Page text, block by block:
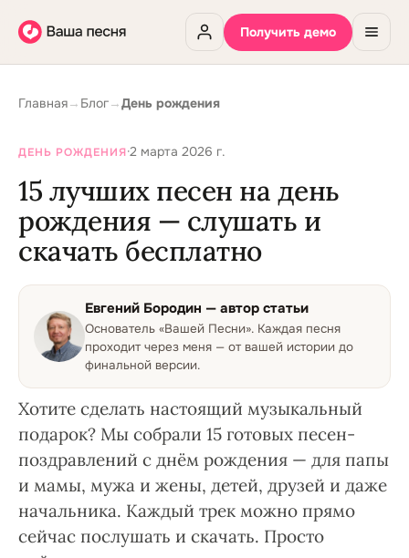
Получить демо
Главная→ Блог→День рождения
ДЕНЬ РОЖДЕНИЯ·2 марта 2026 г.
15 лучших песен на день
рождения — слушать и
скачать бесплатно
Евгений Бородин — автор статьи
Основатель «Вашей Песни». Каждая песня
проходит через меня — от вашей истории до
финальной версии.
Хотите сделать настоящий музыкальный
подарок? Мы собрали 15 готовых песен-
поздравлений с днём рождения — для папы
и мамы, мужа и жены, детей, друзей и даже
начальника. Каждый трек можно прямо
сейчас послушать и скачать. Просто